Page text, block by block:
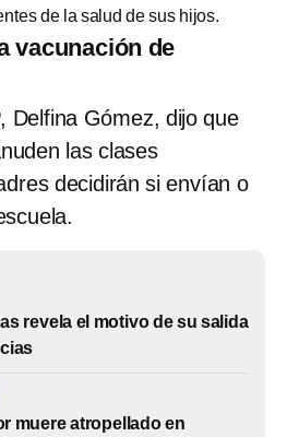
de la salud de sus hijos.
vacunación de
, Delfina Gómez, dijo que
las clases
decidirán si envían o
revela el motivo de su salida
muere atropellado en